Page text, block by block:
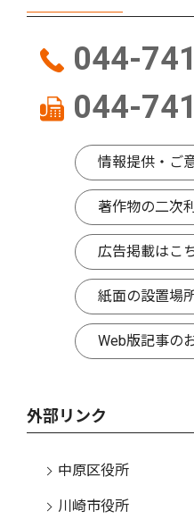
044-
044-
情報提供・ご
著作物の二次
広告掲載はこ
紙面の設置場
Web版記事の
外部リンク
中原区役所
川崎市役所